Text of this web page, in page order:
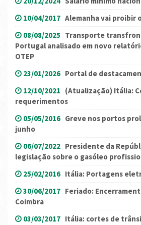
10/04/2017 Alemanha vai proibir
08/08/2025 Transporte
Portugal analisado em novo
OTEP
23/01/2026 Portal de
12/10/2021 (Atualização) Itália:
requerimentos
05/05/2016 Greve nos portos
junho
06/07/2022 Presidente da
legislação sobre o gasóleo
25/02/2016 Itália: Portagens
30/06/2017 Feriado:
Coimbra
03/03/2017 Itália: cortes de